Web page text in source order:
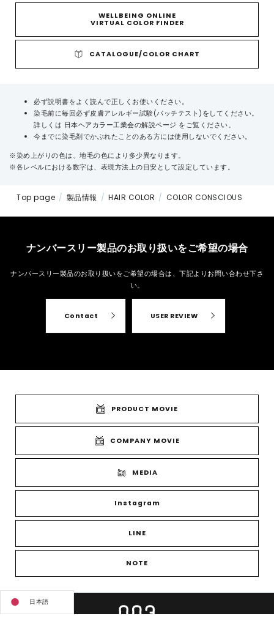
WELLBEING ONLINE
VIRTUAL COLOR FINDER
CATALOGUE/COLOR CHART
必ず説明書をよく読んで正しくお使いください。
染毛前に毎回必ず皮膚アレルギー試験(パッチテスト)をしてください。
詳しくは 日本ヘアカラー工業会の解説ページ をご覧ください。
今までに染毛剤でかぶれたことのある方には使用しないでください。
※染め上がりの色は、地毛の色により多少異なります。
※各レベルにおける数字は、表現方法上の目安として設定しています。
Top page 製品情報 HAIR COLOR COLOR CONSCIOUS
ナンバースリー製品のお取り扱いをご希望の場合
ナンバースリー製品のお取り扱いをご希望の場合は、 下記よりお問い合わせ下さ
い。
Contact USER REVIEW
PRODUCT MOVIE
COMPANY MOVIE
MEDIA
Instagram
LINE
NOTE
日本語